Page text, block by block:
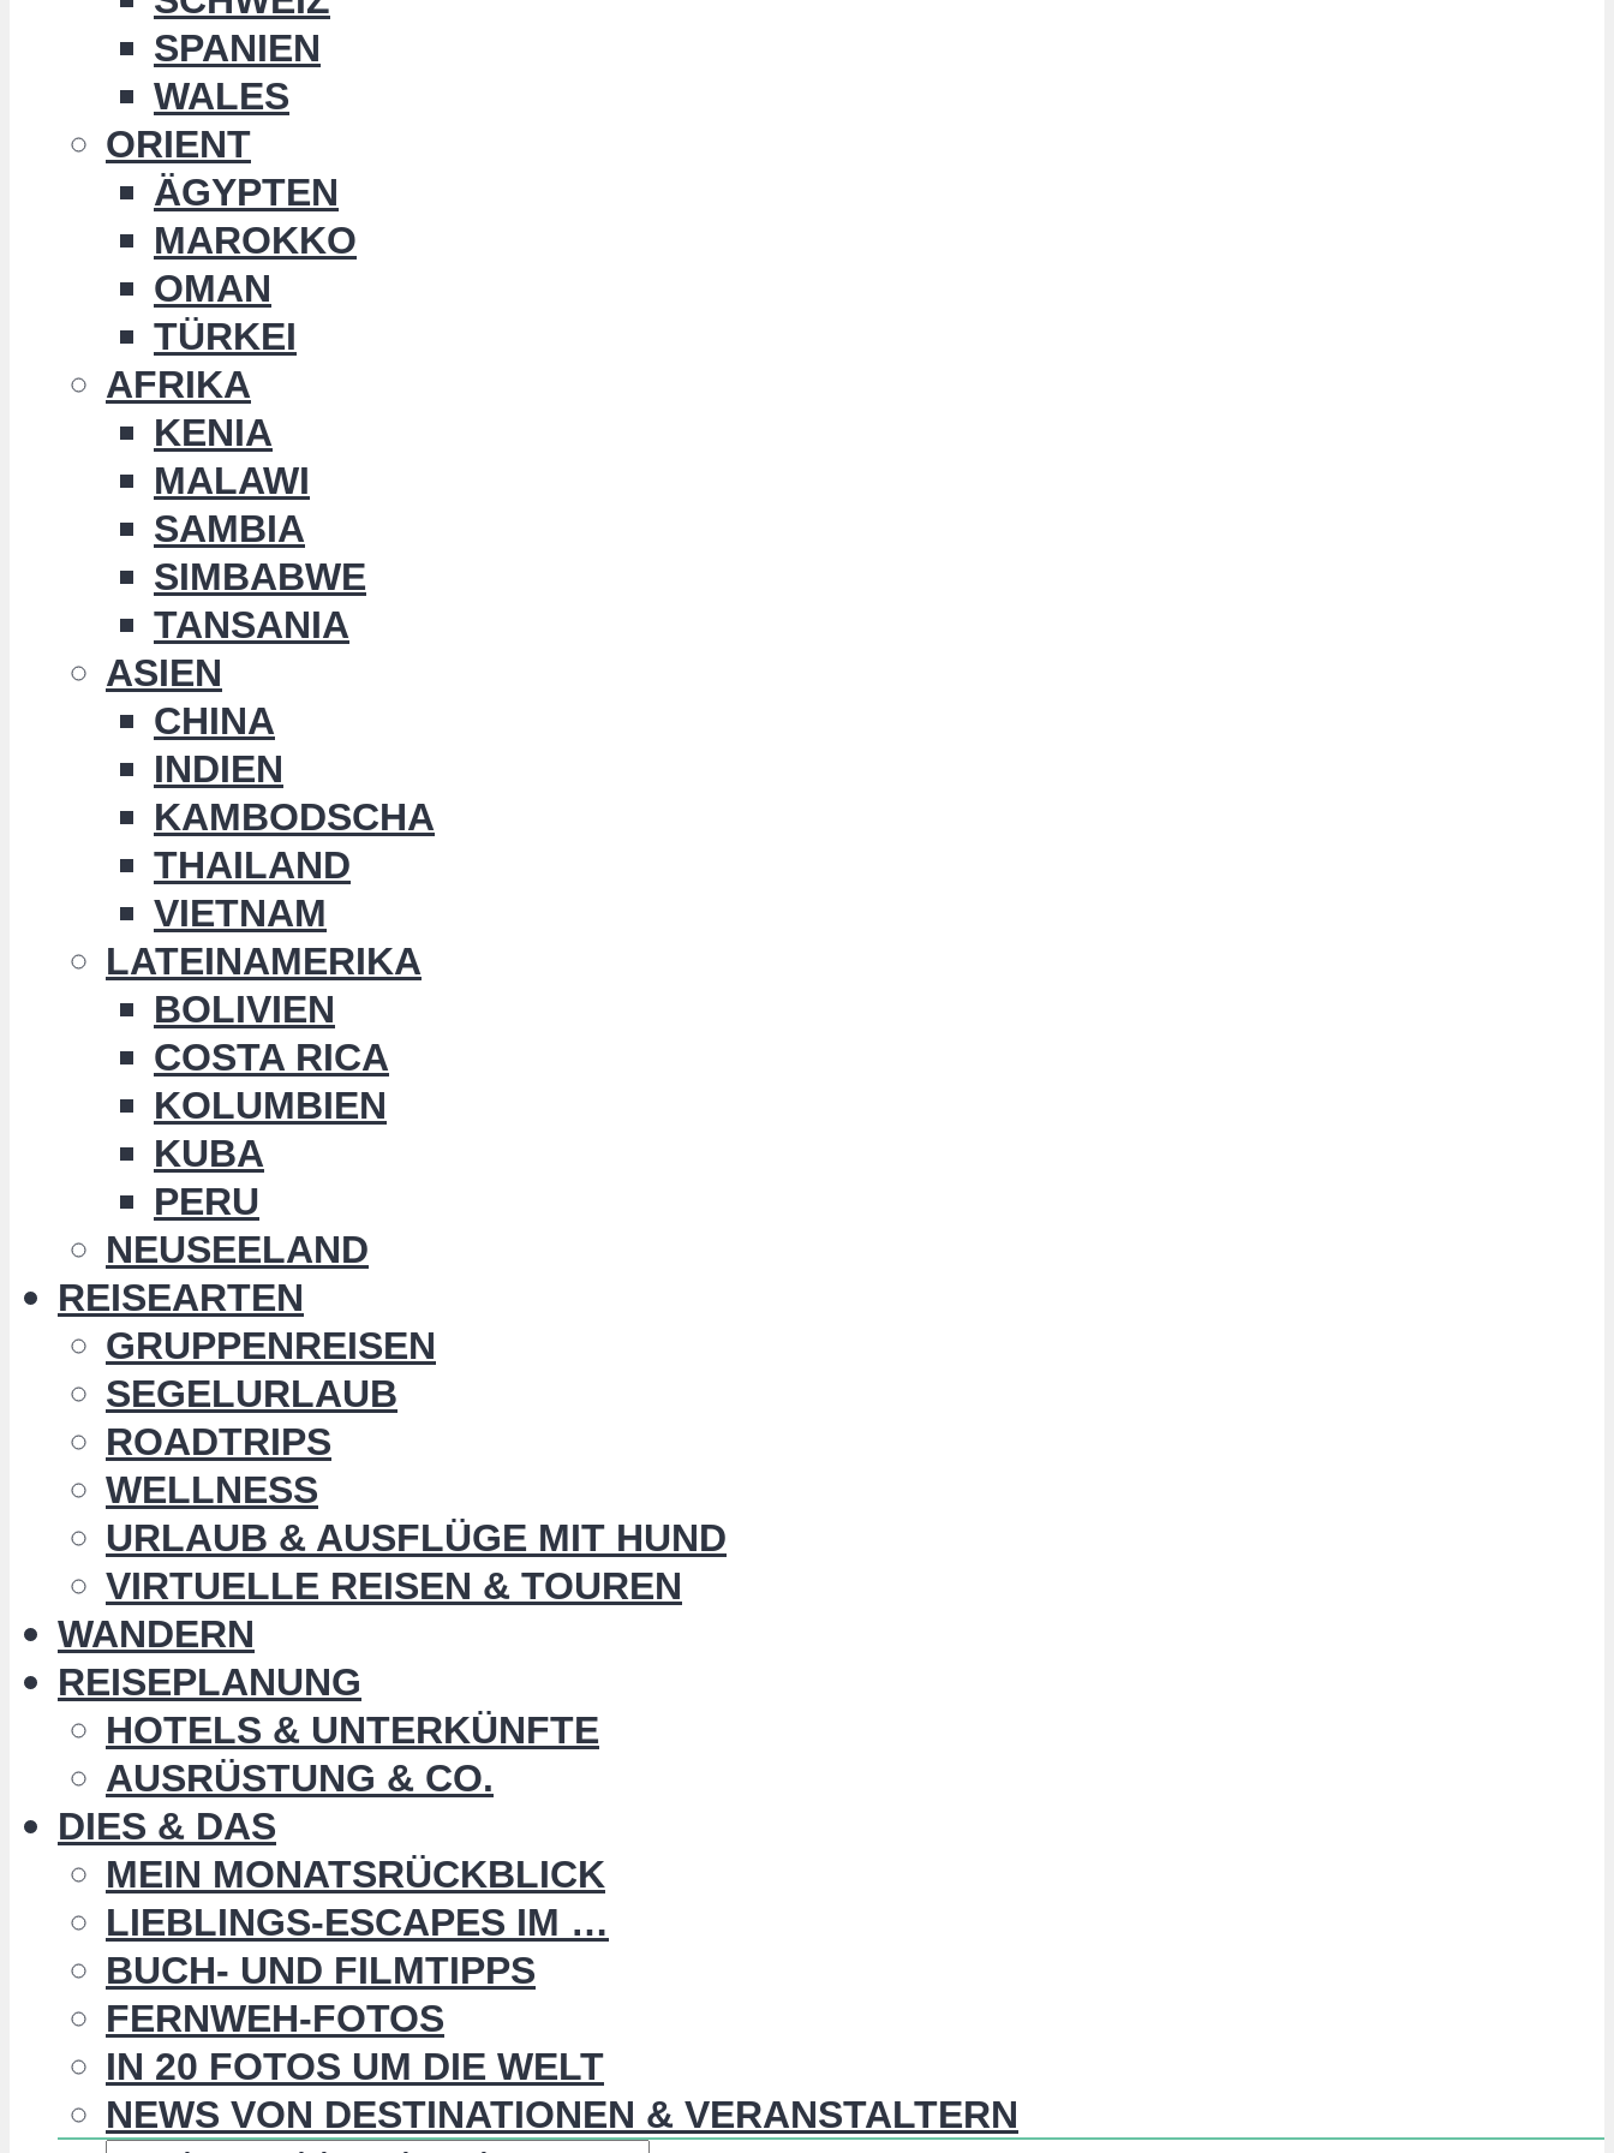
SPANIEN
WALES
ORIENT
ÄGYPTEN
MAROKKO
OMAN
TÜRKEI
AFRIKA
KENIA
MALAWI
SAMBIA
SIMBABWE
TANSANIA
ASIEN
CHINA
INDIEN
KAMBODSCHA
THAILAND
VIETNAM
LATEINAMERIKA
BOLIVIEN
COSTA RICA
KOLUMBIEN
KUBA
PERU
NEUSEELAND
REISEARTEN
GRUPPENREISEN
SEGELURLAUB
ROADTRIPS
WELLNESS
URLAUB & AUSFLÜGE MIT HUND
VIRTUELLE REISEN & TOUREN
WANDERN
REISEPLANUNG
HOTELS & UNTERKÜNFTE
AUSRÜSTUNG & CO.
DIES & DAS
MEIN MONATSRÜCKBLICK
LIEBLINGS-ESCAPES IM …
BUCH- UND FILMTIPPS
FERNWEH-FOTOS
IN 20 FOTOS UM DIE WELT
NEWS VON DESTINATIONEN & VERANSTALTERN